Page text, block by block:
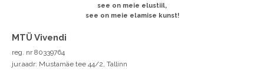
see on meie elustiil,
see on meie elamise kunst!
MTÜ Vivendi
reg. nr 80339764
jur.aadr: Mustamäe tee 44/2, Tallinn